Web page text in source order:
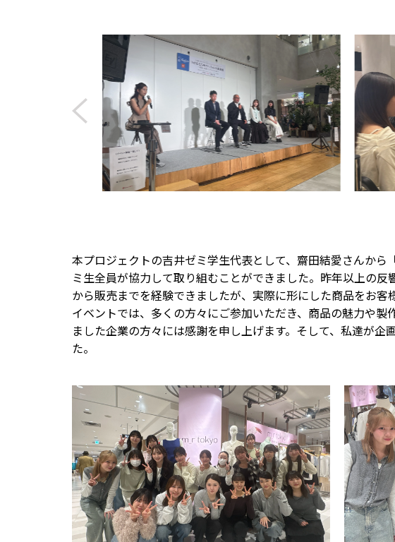
本プロジェクトの吉井ゼミ学生代表として、齋田結愛さんか
ミ生全員が協力して取り組むことができました。昨年以上の
から販売までを経験できましたが、実際に形にした商品をお
イベントでは、多くの方々にご参加いただき、商品の魅力や
ました企業の方々には感謝を申し上げます。そして、私達が
た。